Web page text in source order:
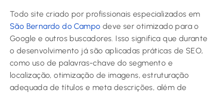
Todo site criado por profissionais especializados em
São Bernardo do Campo deve ser otimizado para o
Google e outros buscadores. Isso significa que durante
o desenvolvimento já são aplicadas práticas de SEO,
como uso de palavras-chave do segmento e
localização, otimização de imagens, estruturação
adequada de títulos e meta descrições, além de